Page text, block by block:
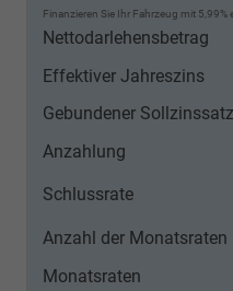
Finanzieren Sie Ihr Fahrzeug mit 5,99%
Nettodarlehensbetrag
Effektiver Jahreszins
Gebundener Sollzinssatz
Anzahlung
Schlussrate
Anzahl der Monatsraten
Monatsraten